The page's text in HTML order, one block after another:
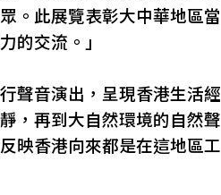
。此展覽表彰大中華地區當
的交流。」
聲音演出，呈現香港生活經
，再到大自然環境的自然聲
映香港向來都是在這地區工